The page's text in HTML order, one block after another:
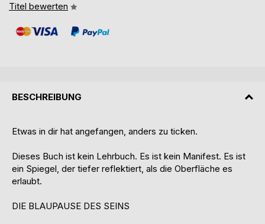
Titel bewerten
BESCHREIBUNG
Etwas in dir hat angefangen, anders zu ticken.
Dieses Buch ist kein Lehrbuch. Es ist kein Manifest. Es ist
ein Spiegel, der tiefer reflektiert, als die Oberfläche es
erlaubt.
DIE BLAUPAUSE DES SEINS